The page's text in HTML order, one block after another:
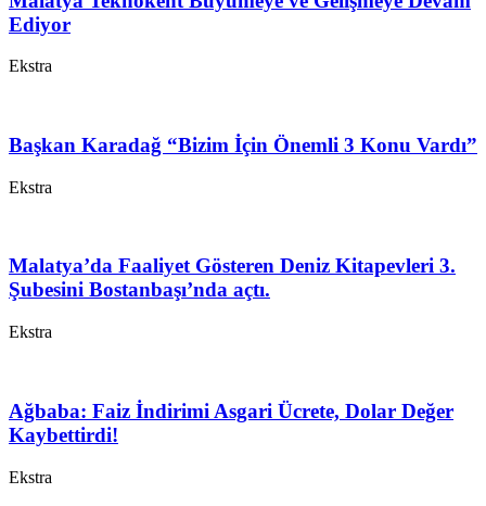
Ediyor
Ekstra
Başkan Karadağ “Bizim İçin Önemli 3 Konu Vardı”
Ekstra
Malatya’da Faaliyet Gösteren Deniz Kitapevleri 3.
Şubesini Bostanbaşı’nda açtı.
Ekstra
Ağbaba: Faiz İndirimi Asgari Ücrete, Dolar Değer
Kaybettirdi!
Ekstra